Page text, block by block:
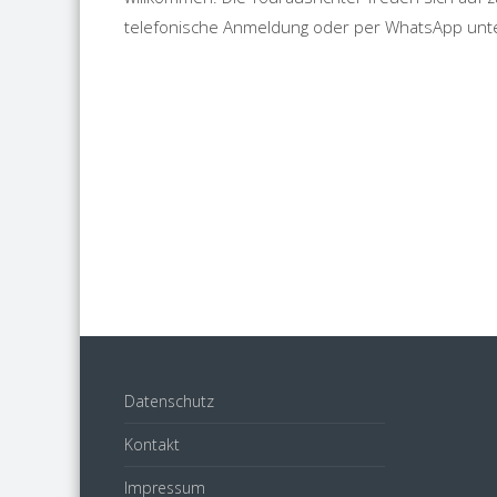
telefonische Anmeldung oder per WhatsApp
Datenschutz
Kontakt
Impressum